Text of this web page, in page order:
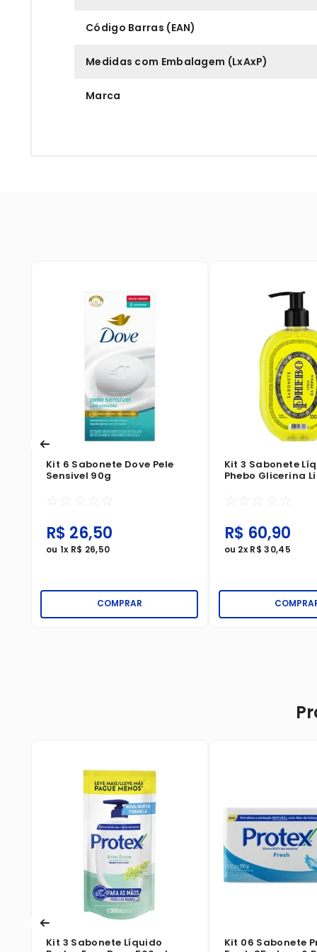
Código Barras (EAN)
Medidas com Embalagem (LxAxP)
Marca
Kit 6 Sabonete Dove Pele
Sensivel 90g
☆ ☆ ☆ ☆ ☆
R$ 26,50
ou 1x R$ 26,50
COMPRAR
Kit 3 Sabonete
Phebo Glicerina
☆ ☆ ☆ ☆ ☆
R$ 60,90
ou 2xR$ 30,45
Kit 3 Sabonete Líquido
Kit 06 Sabonete